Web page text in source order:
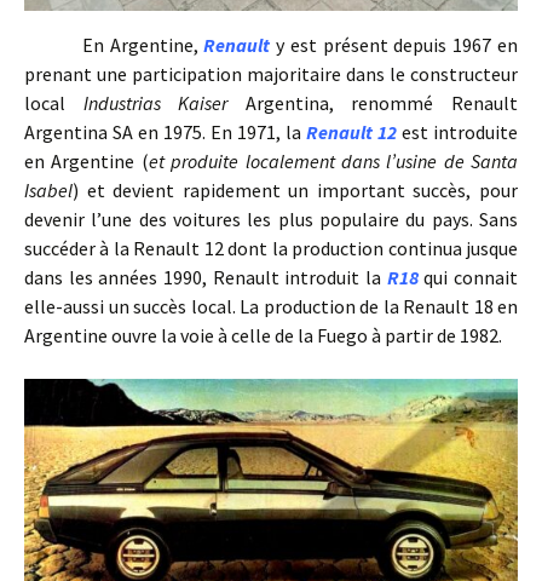
En Argentine,Renault y est présent depuis 1967 en
prenant une participation majoritaire dans le constructeur
local Industrias KaiserArgentina, renommé Renault
Argentina SA en 1975. En 1971, la Renault 12 est introduite
en Argentine (et produite localement dans l’usine de Santa
Isabel) et devient rapidement un important succès, pour
devenir l’une des voitures les plus populaire du pays. Sans
succéder à la Renault 12 dont la production continua jusque
dans les années 1990, Renault introduit la R18 qui connait
elle-aussi un succès local. La production de la Renault 18 en
Argentine ouvre la voie à celle de la Fuego à partir de 1982.